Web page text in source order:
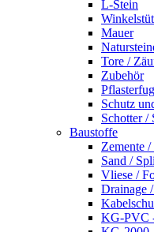
L-Stein
Mauer
Tore /
Zubehör
Schutz
Schotter /
Baustoffe
Zemente
Sand /
Vliese /
Drainage
KG-PVC